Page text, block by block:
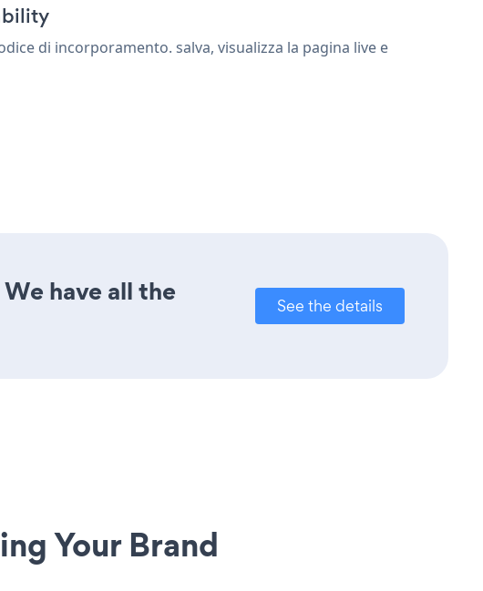
di incorporamento. salva, visualizza la pagina live e
have all the
See the details
Your Brand